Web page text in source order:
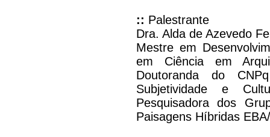
:: Palestrante
Dra. Alda de Azevedo
Mestre em
em Ciência em
Doutoranda do
Subjetividade e
Pesquisadora dos
Paisagens Híbridas